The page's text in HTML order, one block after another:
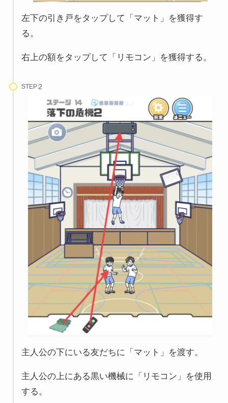
左下の引き戸をタップして「マット」を獲得す
る。
右上の額をタップして「リモコン」を獲得する。
STEP
主人公の下にいる友だちに「マット」を渡す。
主人公の上にある黒い機械に「リモコン」を使用
する。